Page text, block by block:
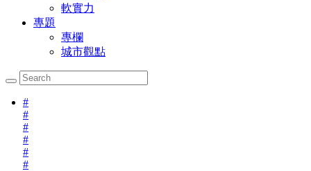
軟實力
專題
專欄
城市觀點
#
#
#
#
#
#